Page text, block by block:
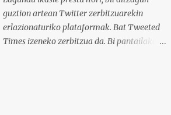
guztion artean Twitter zerbitzuarekin
erlazionaturiko plataformak. Bat Tweeted
Times izeneko zerbitzua da. Bi pantailakada